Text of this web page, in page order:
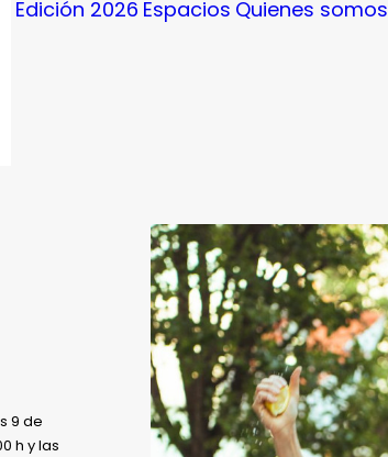
Edición 2026 Espacios Quienes somos
9 de
h y las